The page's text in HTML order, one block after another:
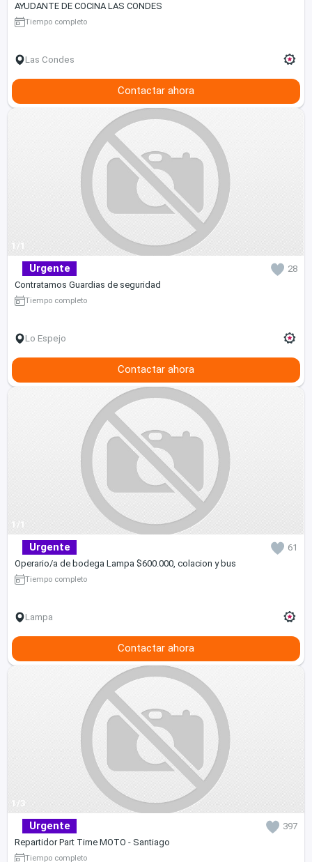
AYUDANTE DE COCINA LAS CONDES
Tiempo completo
Las Condes
Contactar ahora
1/1
Urgente
28
Contratamos Guardias de seguridad
Tiempo completo
Lo Espejo
Contactar ahora
1/1
Urgente
61
Operario/a de bodega Lampa $600.000, colacion y bus
Tiempo completo
Lampa
Contactar ahora
1/3
Urgente
397
Repartidor Part Time MOTO - Santiago
Tiempo completo